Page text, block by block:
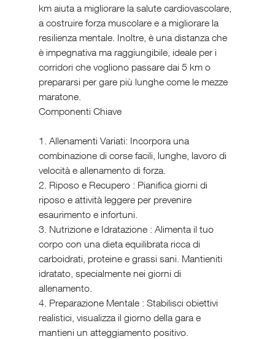
km aiuta a migliorare la salute cardiovascolare,
a costruire forza muscolare e a migliorare la
resilienza mentale. Inoltre, è una distanza che
è impegnativa ma raggiungibile, ideale per i
corridori che vogliono passare dai 5 km o
prepararsi per gare più lunghe come le mezze
maratone.
Componenti Chiave
1. Allenamenti Variati: Incorpora una
combinazione di corse facili, lunghe, lavoro di
velocità e allenamento di forza.
2. Riposo e Recupero : Pianifica giorni di
riposo e attività leggere per prevenire
esaurimento e infortuni.
3. Nutrizione e Idratazione : Alimenta il tuo
corpo con una dieta equilibrata ricca di
carboidrati, proteine e grassi sani. Mantieniti
idratato, specialmente nei giorni di
allenamento.
4. Preparazione Mentale : Stabilisci obiettivi
realistici, visualizza il giorno della gara e
mantieni un atteggiamento positivo.